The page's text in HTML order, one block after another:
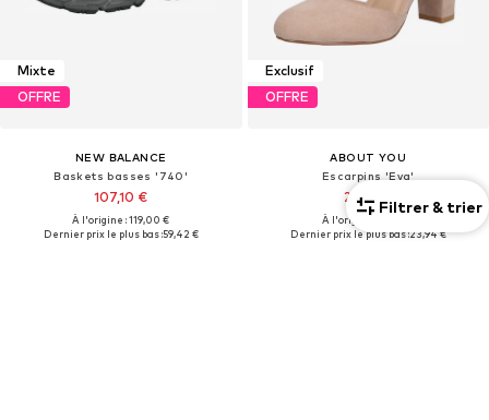
Mixte
OFFRE
NEW BALANCE
Baskets basses '740'
107,10 €
À l'origine : 119,00 €
Dernier prix le plus bas :59,42 €
Exclusif
OFFRE
ABOUT YOU
Escarpins 'Eva'
23,94 €
À l'origine : 39,90 €
Dernier prix le plus bas :23,94 €
Filtrer & trier